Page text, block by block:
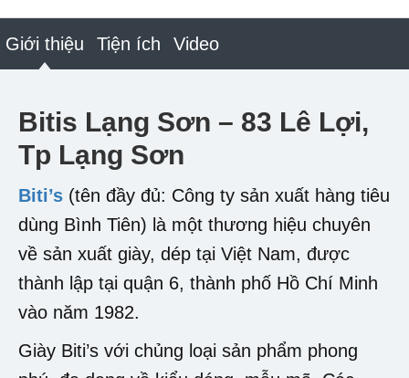
Giới thiệu Tiện ích Video
Bitis Lạng Sơn – 83 Lê Lợi,
Tp Lạng Sơn
Biti’s (tên đầy đủ: Công ty sản xuất hàng tiêu
dùng Bình Tiên) là một thương hiệu chuyên
về sản xuất giày, dép tại Việt Nam, được
thành lập tại quận 6, thành phố Hồ Chí Minh
vào năm 1982.
Giày Biti’s với chủng loại sản phẩm phong